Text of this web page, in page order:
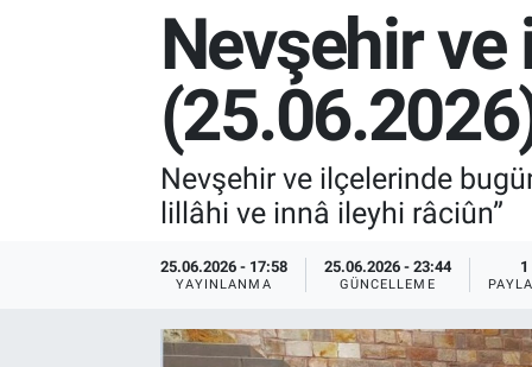
Nevşehir
Nevşehir ve ilçelerinde
lillâhi ve innâ ileyhi râciûn”
25.06.2026 - 17:58
YAYINLANMA
25.06.2026 - 23:44
GÜNCELLEME
1
Özel Haber
Özel Haber
Özel Haber
Trafik Durumu
Süper Lig Puan Durumu ve Fikstür
Tüm Manşetler
Son Dakika Haberleri
Haber Arşivi